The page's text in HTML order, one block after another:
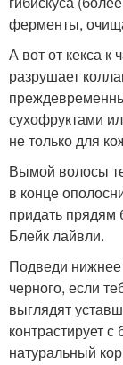
ферменты,
А вот от кекса к
разрушает
сухофруктами
не только для
Вымой волосы
в конце
придать прядям
Блейк лайвли.
Подведи
черного, если
выглядят
контрастирует
натуральный